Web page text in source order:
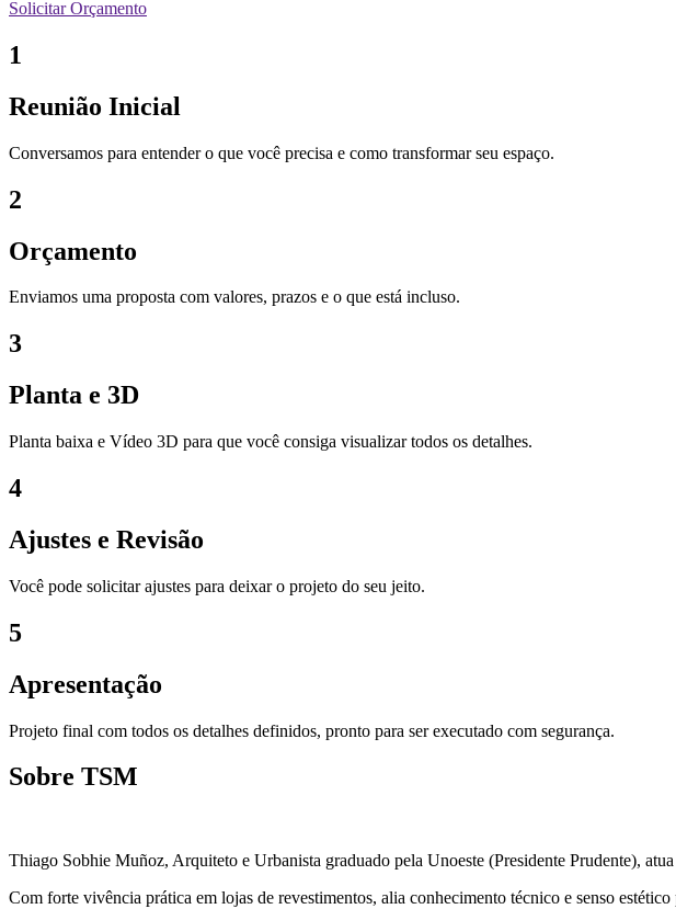
Solicitar Orçamento
1
Reunião Inicial
Conversamos para entender o que você precisa e como transformar seu espaço.
2
Orçamento
Enviamos uma proposta com valores, prazos e o que está incluso.
3
Planta e 3D
Planta baixa e Vídeo 3D para que você consiga visualizar todos os detalhes.
4
Ajustes e Revisão
Você pode solicitar ajustes para deixar o projeto do seu jeito.
5
Apresentação
Projeto final com todos os detalhes definidos, pronto para ser executado com segurança.
Sobre TSM
Thiago Sobhie Muñoz, Arquiteto e Urbanista graduado pela Unoeste (Presidente Prudente),
Com forte vivência prática em lojas de revestimentos, alia conhecimento técnico e senso